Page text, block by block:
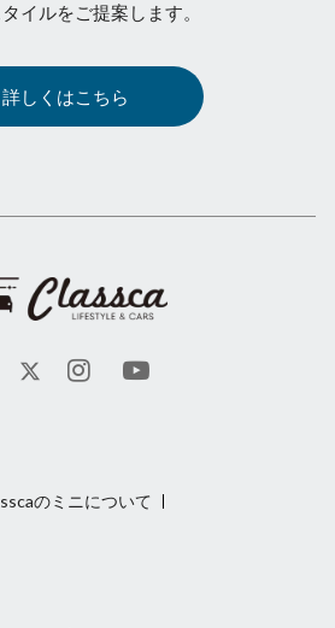
イルをご提案します。
詳しくはこちら
のミニについて